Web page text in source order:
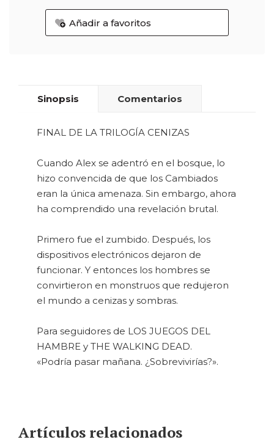
Añadir a favoritos
Sinopsis Comentarios
FINAL DE LA TRILOGÍA CENIZAS
Cuando Alex se adentró en el bosque, lo
hizo convencida de que los Cambiados
eran la única amenaza. Sin embargo, ahora
ha comprendido una revelación brutal.
Primero fue el zumbido. Después, los
dispositivos electrónicos dejaron de
funcionar. Y entonces los hombres se
convirtieron en monstruos que redujeron
el mundo a cenizas y sombras.
Para seguidores de LOS JUEGOS DEL
HAMBRE y THE WALKING DEAD.
«Podría pasar mañana. ¿Sobrevivirías?».
Artículos relacionados